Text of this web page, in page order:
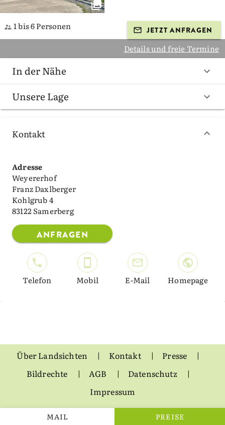
MAIL
PREISE
1 bis 6 Personen JETZT ANFRAGEN
Details und freie Termine
In der Nähe
Unsere Lage
Kontakt
Adresse
Weyererhof
Franz Daxlberger
Kohlgrub 4
83122 Samerberg
ANFRAGEN
Telefon Mobil E-Mail Homepage
Über Landsichten Kontakt
Presse
Bildrechte
AGB
Datenschutz
Impressum